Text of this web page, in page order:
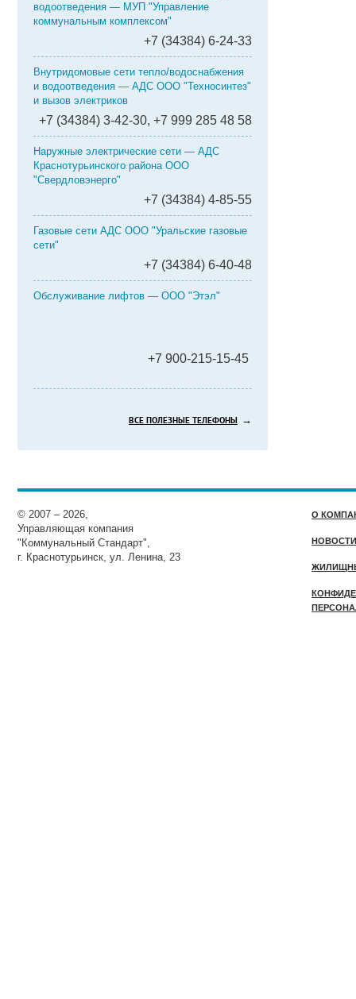
водоотведения — МУП "Управление
коммунальным комплексом"
+7 (34384) 6-24-33
Внутридомовые сети тепло/водоснабжения
и водоотведения — АДС ООО "Техносинтез"
и вызов электриков
+7 (34384) 3-42-30, +7 999 285 48 58
Наружные электрические сети — АДС
Краснотурьинского района ООО
"Свердловэнерго"
+7 (34384) 4-85-55
Газовые сети АДС ООО "Уральские газовые
сети"
+7 (34384) 6-40-48
Обслуживание лифтов — ООО "Этэл"
+7 900-215-15-45
ВСЕ ПОЛЕЗНЫЕ ТЕЛЕФОНЫ →
© 2007 – 2026,
Управляющая компания
"Коммунальный Стандарт",
г. Краснотурьинск, ул. Ленина, 23
О
НОВОСТИ